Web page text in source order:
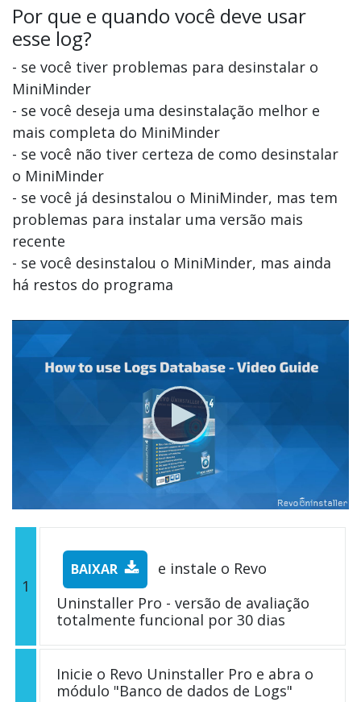
Por que e quando você deve usar
esse log?
- se você tiver problemas para desinstalar o
MiniMinder
- se você deseja uma desinstalação melhor e
mais completa do MiniMinder
- se você não tiver certeza de como desinstalar
o MiniMinder
- se você já desinstalou o MiniMinder, mas tem
problemas para instalar uma versão mais
recente
- se você desinstalou o MiniMinder, mas ainda
há restos do programa
1
BAIXAR
e instale o Revo
Uninstaller Pro - versão de avaliação
totalmente funcional por 30 dias
Inicie o Revo Uninstaller Pro e abra o
módulo "Banco de dados de Logs"